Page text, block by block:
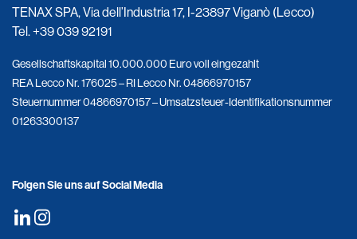
TENAX SPA, Via dell’Industria 17, I-23897 Viganò (Lecco)
Tel.+39 039 92191
Gesellschaftskapital 10.000.000 Euro voll eingezahlt
REA Lecco Nr. 176025 – RI Lecco Nr. 04866970157
Steuernummer 04866970157 – Umsatzsteuer-Identifikationsnummer
01263300137
Folgen Sie uns auf Social Media